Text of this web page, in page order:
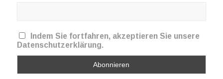
Indem Sie fortfahren, akzeptieren Sie unsere
Datenschutzerklärung.